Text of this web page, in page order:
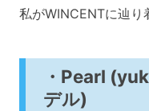
私がWINCENTに辿り
・Pearl
デル)